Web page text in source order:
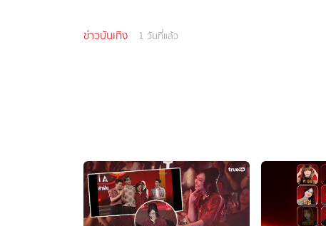
ข่าวบันเทิง 1 วันที่แล้ว